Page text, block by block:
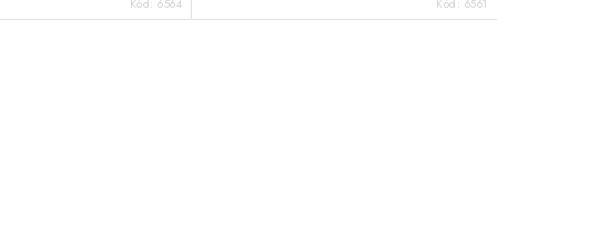
Kód:6564 Kód: 6561